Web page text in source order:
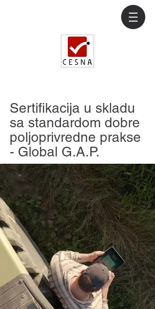
Sertifikacija u skladu
sa standardom dobre
poljoprivredne prakse
- Global G.A.P.